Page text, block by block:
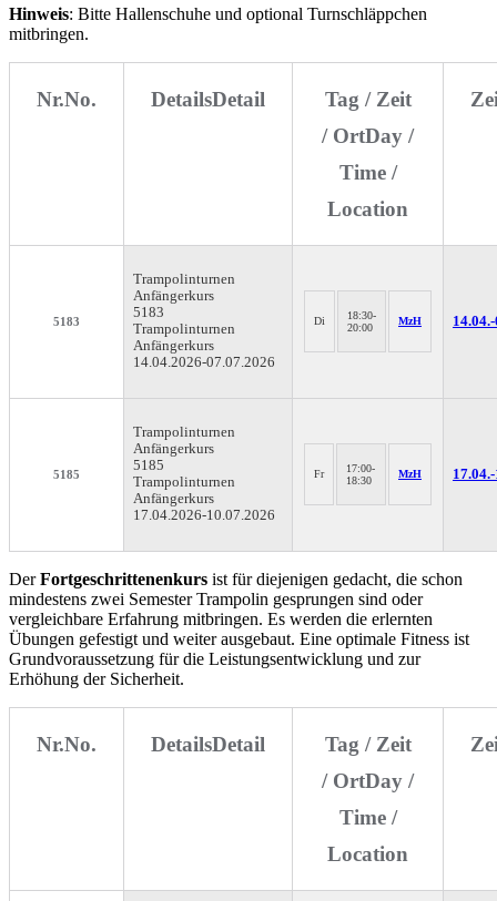
Hinweis: Bitte Hallenschuhe und optional Turnschläppchen
mitbringen.
Nr.No. DetailsDetail
Tag / Zeit
/ OrtDay /
Time /
Location
5183
Trampolinturnen
Anfängerkurs
5183
Trampolinturnen
Anfängerkurs
14.04.2026-07.07.2026
Di
18:30-
20:00
MzH 14.04.-
5185
Trampolinturnen
Anfängerkurs
5185
Trampolinturnen
Anfängerkurs
17.04.2026-10.07.2026
Fr
17:00-
18:30
MzH 17.04.-
DerFortgeschrittenenkurs ist für diejenigen gedacht, die schon
mindestens zwei Semester Trampolin gesprungen sind oder
vergleichbare Erfahrung mitbringen. Es werden die erlernten
Übungen gefestigt und weiter ausgebaut. Eine optimale Fitness ist
Grundvoraussetzung für die Leistungsentwicklung und zur
Erhöhung der Sicherheit.
Nr.No. DetailsDetail
Tag / Zeit
/ OrtDay /
Time /
Location